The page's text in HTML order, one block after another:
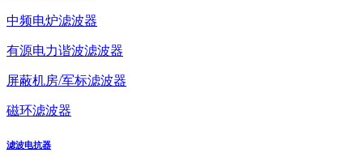
中频电炉滤波器
有源电力谐波滤波器
屏蔽机房/军标滤波器
磁环滤波器
滤波电抗器